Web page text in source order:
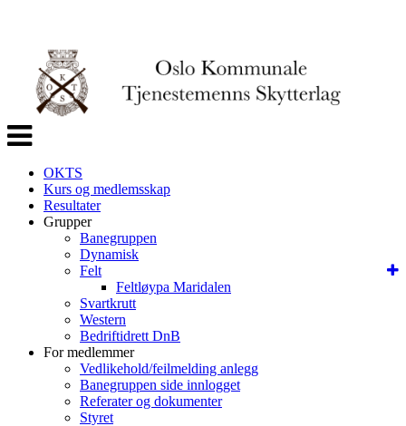
Veksle
navigasjon
OKTS
Kurs og medlemsskap
Resultater
Grupper
Banegruppen
Dynamisk
Felt
Feltløypa Maridalen
Svartkrutt
Western
Bedriftidrett DnB
For medlemmer
Vedlikehold/feilmelding anlegg
Banegruppen side innlogget
Referater og dokumenter
Styret